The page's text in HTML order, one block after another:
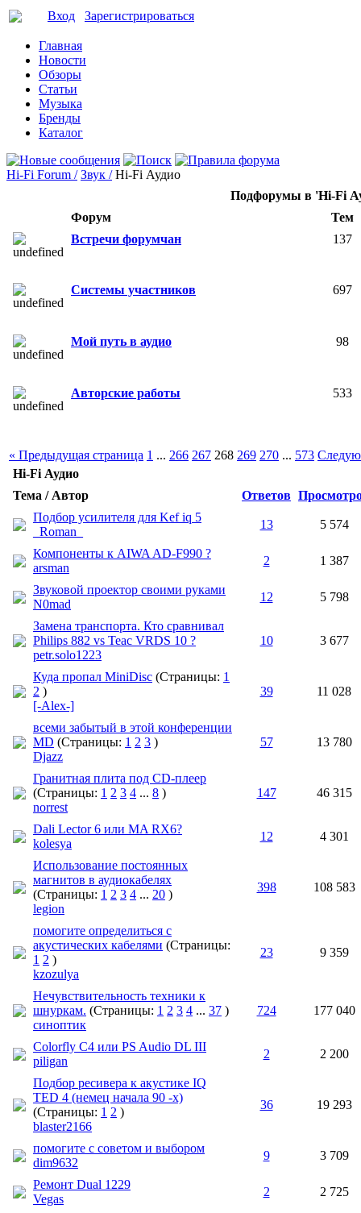
Вход Зарегистрироваться
Главная
Новости
Обзоры
Статьи
Музыка
Бренды
Каталог
Hi-Fi Forum / Звук / Hi-Fi Аудио
Подфорумы в 'Hi-Fi
Форум
Тем
Встречи форумчан
137
Системы участников 697
Мой путь в аудио 98
Авторские работы 533
« Предыдущая страница 1 ... 266 267 268 269 270 ... 573
Hi-Fi Аудио
Тема / Автор
Ответов
Подбор усилителя для Kef iq 5
_Roman_
13 5 574
Компоненты к AIWA AD-F990 ?
arsman
2 1 387
Звуковой проектор своими руками
N0mad
12 5 798
Замена транспорта. Кто сравнивал
Philips 882 vs Teac VRDS 10 ?
petr.solo1223
10 3 677
Куда пропал MiniDisc (Страницы: 1
2 )
[-Alex-]
39 11 028
всеми забытый в этой конференции
MD (Страницы: 1 2 3 )
Djazz
57 13 780
Гранитная плита под CD-плеер
(Страницы: 1 2 3 4 ... 8 )
norrest
147 46 315
Dali Lector 6 или MA RX6?
kolesya
12 4 301
Использование постоянных
магнитов в аудиокабелях
(Страницы: 1 2 3 4 ... 20 )
legion
398 108 583
помогите определиться с
акустических кабелями (Страницы:
1 2 )
kzozulya
23 9 359
Нечувствительность техники к
шнуркам. (Страницы: 1 2 3 4 ... 37 )
синоптик
724 177 040
Colorfly C4 или PS Audio DL III
piligan
2 2 200
Подбор ресивера к акустике IQ
TED 4 (немец начала 90 -х)
(Страницы: 1 2 )
blaster2166
36 19 293
помогите с советом и выбором
dim9632
9 3 709
Ремонт Dual 1229
Vegas
2 2 725